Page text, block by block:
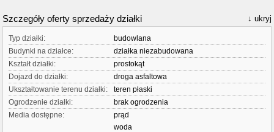
Szczegóły oferty sprzedaży działki ukryj
Typ działki:
budowlana
Budynki na działce:
działka niezabudowana
Kształt działki:
prostokąt
Dojazd do działki:
droga asfaltowa
Ukształtowanie terenu działki:
teren płaski
Ogrodzenie działki:
brak ogrodzenia
Media dostępne:
prąd
woda